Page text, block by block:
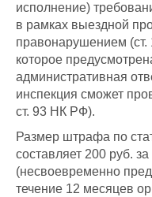
исполнение)
в рамках выездной
правонарушением
которое
административная
инспекция сможет
ст. 93 НК РФ).
Размер штрафа по
составляет 200 руб.
(несвоевременно
течение 12 месяцев